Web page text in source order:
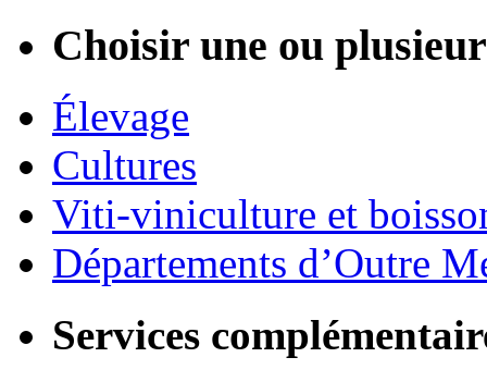
Choisir une ou
Élevage
Cultures
Viti-viniculture et
Départements d’Outre
Services